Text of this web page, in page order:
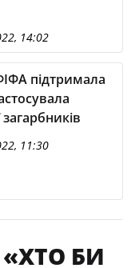
14:02
підтримала
загарбників
11:30
БИ